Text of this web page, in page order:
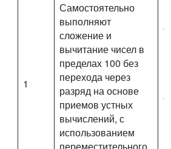
1
Самостоятельно
выполняют
сложение и
вычитание чисел в
пределах 100 без
перехода через
разряд на основе
приемов устных
вычислений, с
использованием